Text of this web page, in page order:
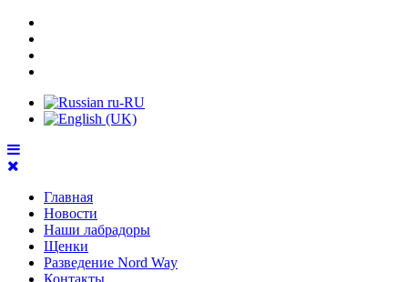
Главная
Новости
Наши лабрадоры
Щенки
Разведение Nord Way
Контакты